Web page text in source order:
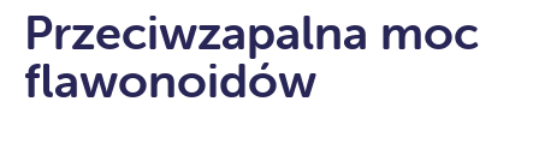
Przeciwzapalna moc
flawonoidów